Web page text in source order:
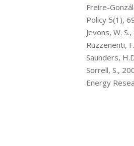
Freire-
Policy 5(1),
Jevons, W.
Ruzzenenti,
Saunders,
Sorrell, S.,
Energy